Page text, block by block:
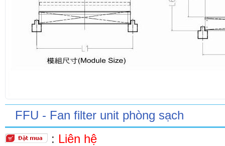
FFU - Fan filter unit phòng sạch
: Liên hệ